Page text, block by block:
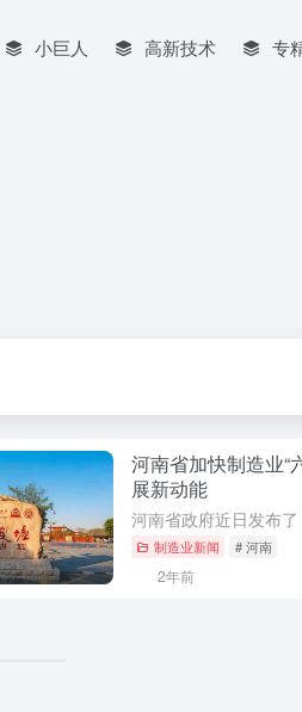
小巨人 高新技术 专
河南省加快制造业“
展新动能
制造业新闻 # 河南
2年前